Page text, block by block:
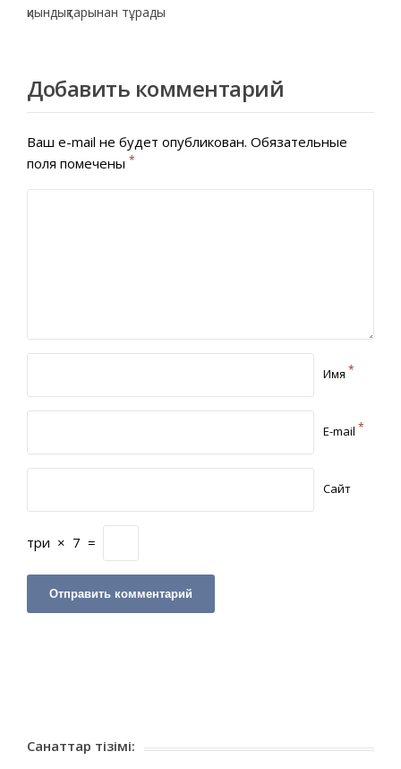
қиындықтарынан тұрады
Добавить комментарий
Ваш e-mail не будет опубликован. Обязательные
поля помечены *
Имя *
E-mail *
Сайт
три × 7 =
Санаттар тізімі: